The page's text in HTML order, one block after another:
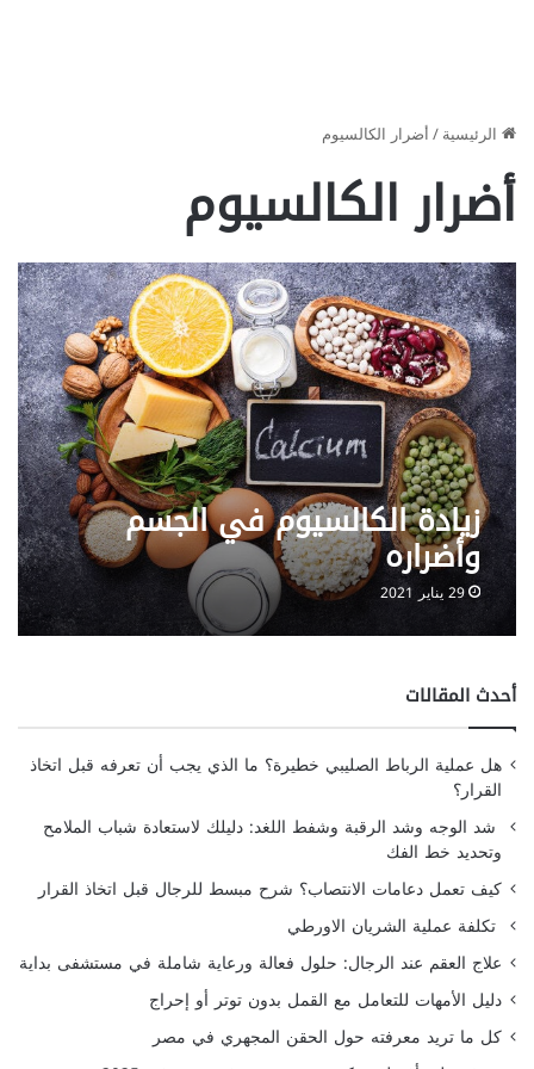
الرئيسية/أضرار الكالسيوم
أضرار الكالسيوم
زيادة الكالسيوم في الجسم
وأضراره
29 يناير 2021
أحدث المقالات
هل عملية الرباط الصليبي خطيرة؟ ما الذي يجب أن تعرفه قبل اتخاذ
القرار؟
شد الوجه وشد الرقبة وشفط اللغد: دليلك لاستعادة شباب الملامح
وتحديد خط الفك
كيف تعمل دعامات الانتصاب؟ شرح مبسط للرجال قبل اتخاذ القرار
تكلفة عملية الشريان الاورطي
علاج العقم عند الرجال: حلول فعالة ورعاية شاملة في مستشفى بداية
دليل الأمهات للتعامل مع القمل بدون توتر أو إحراج
كل ما تريد معرفته حول الحقن المجهري في مصر